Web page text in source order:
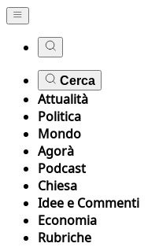
Cerca
Attualità
Politica
Mondo
Agorà
Podcast
Chiesa
Idee e Commenti
Economia
Rubriche